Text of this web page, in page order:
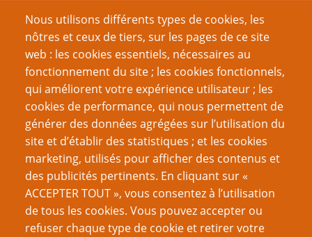
Nous utilisons différents types de cookies, les
nôtres et ceux de tiers, sur les pages de ce site
web : les cookies essentiels, nécessaires au
fonctionnement du site ; les cookies fonctionnels,
qui améliorent votre expérience utilisateur ; les
cookies de performance, qui nous permettent de
générer des données agrégées sur l’utilisation du
site et d’établir des statistiques ; et les cookies
marketing, utilisés pour afficher des contenus et
des publicités pertinents. En cliquant sur «
ACCEPTER TOUT », vous consentez à l’utilisation
de tous les cookies. Vous pouvez accepter ou
refuser chaque type de cookie et retirer votre
Recherche
Nom d'utilisateur
Mot de passe